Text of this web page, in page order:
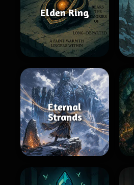
Elden Ring
Eternal
Strands